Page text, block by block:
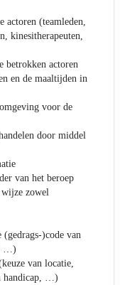
(teamleden,
kinesitherapeuten,
betrokken actoren
en de maaltijden in
voor de
door middel
van het beroep
wijze zowel
)code van
…)
van locatie,
handicap, …)